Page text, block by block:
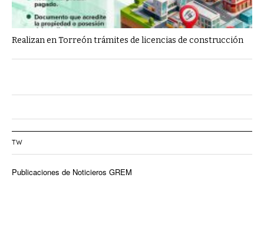
Realizan en Torreón trámites de licencias de construcción
TW
Publicaciones de Noticieros GREM